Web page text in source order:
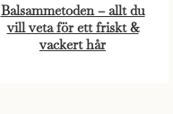
Balsammetoden – allt du
vill veta för ett friskt &
vackert hår